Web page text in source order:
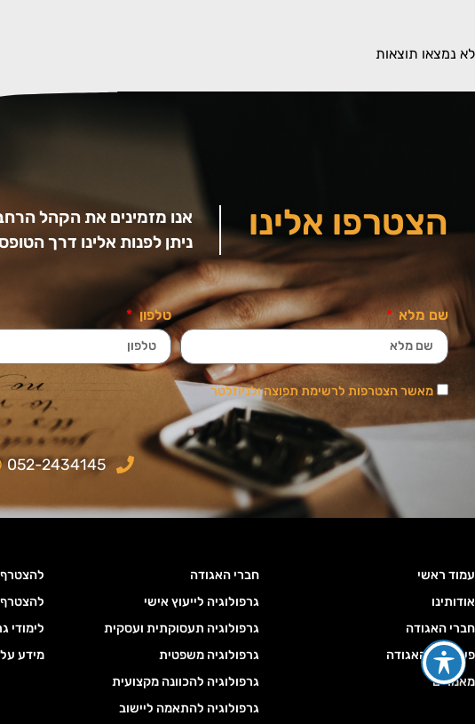
לא נמצאו תוצאות
הצטרפו אלינו
אנו מזמינים את הקהל
ניתן לפנות אלינו דרך
שם מלא טלפון
מאשר הצטרפות לרשימת תפוצה ולניוזלטר
052-2434145
עמוד ראשי
אודותינו
חברי האגודה
פעילויות האגודה
מאמרים
חברי האגודה
גרפולוגיה לייעוץ אישי
גרפולוגיה תעסוקתית ועסקית
גרפולוגיה משפטית
גרפולוגיה להכוונה מקצועית
גרפולוגיה להתאמה ליישוב
להצטרף
להצטרף
לימודי
מידע